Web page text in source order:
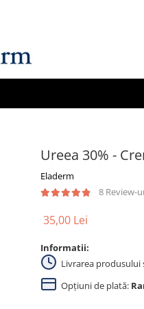
Ureea 30% -
Eladerm
8 Review-
35,00 Lei
Informatii:
Livrarea produsului
Opțiuni de plată: